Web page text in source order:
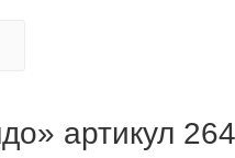
артикул